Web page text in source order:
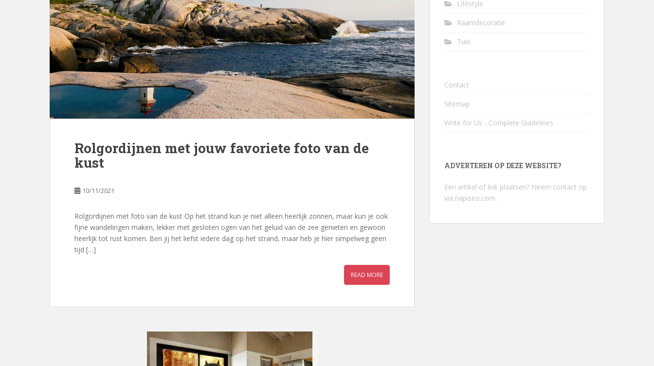
Rolgordijnen met jouw favoriete foto van de
kust
10/11/2021
Rolgordijnen met foto van de kust Op het strand kun je niet alleen heerlijk zonnen, maar kun je ook
fijne wandelingen maken, lekker met gesloten ogen van het geluid van de zee genieten en gewoon
heerlijk tot rust komen. Ben jij het liefst iedere dag op het strand, maar heb je hier simpelweg geen
tijd […]
READ MORE
Lifestyle
Raamdecoratie
Tuin
Contact
Sitemap
Write for Us - Complete Guidelines
ADVERTEREN OP DEZE WEBSITE?
Een artikel of link plaatsen? Neem contact op
via napiseo.com.